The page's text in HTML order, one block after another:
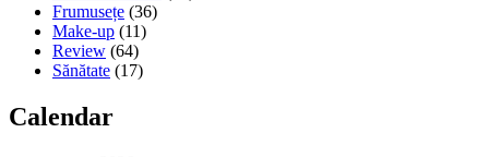
Frumusețe (36)
Make-up (11)
Review (64)
Sănătate (17)
Calendar